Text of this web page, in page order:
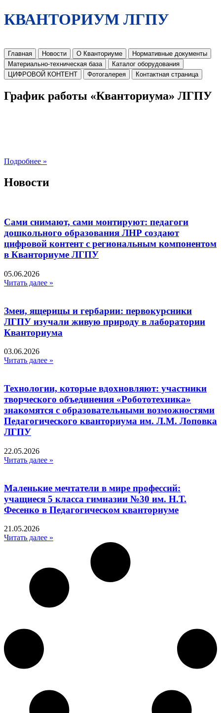
КВАНТОРИУМ ЛГПУ
Главная Новости О Кванториуме
Нормативные документы
Материально-техническая база
Каталог оборудования
ЦИФРОВОЙ КОНТЕНТ
Фотогалерея Контактная страница
График работы «Кванториума» ЛГПУ
Подробнее »
Новости
Сами снимают, сами монтируют: педагоги
дошкольного образования ЛНР создают
цифровой контент с региональным компонентом
в Кванториуме ЛГПУ​
05.06.2026
Читать далее »
Змеи, ящерицы и гербарии: первокурсники
ЛГПУ изучали живую природу в лаборатории
Кванториума
03.06.2026
Читать далее »
Технологии, которые вдохновляют: участники
творческого объединения «Робототехника»
знакомятся с образовательными возможностями
Педагогического кванториума им. Л.М. Лоповка
ЛГПУ
22.05.2026
Читать далее »
Маленькие мечтатели в мире профессий:
учащиеся 5 класса гимназии №30 им. Н.Т.
Фесенко в Педагогическом кванториуме
21.05.2026
Читать далее »